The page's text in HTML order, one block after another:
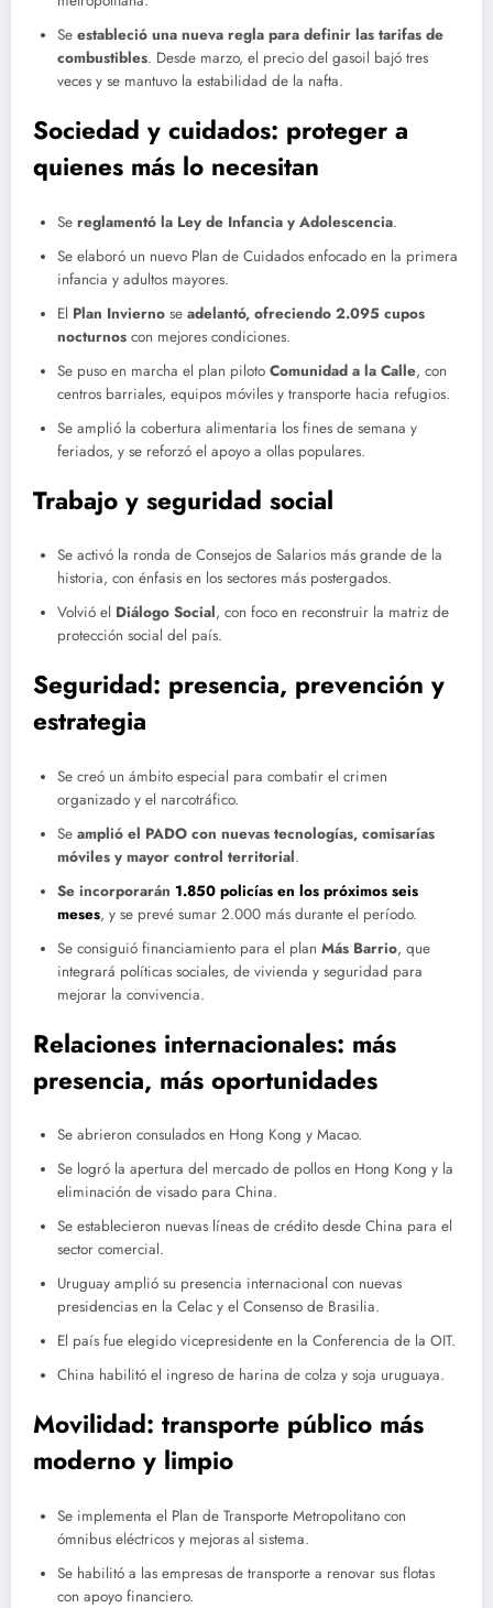
Se estableció una nueva regla para definir las tarifas de
combustibles. Desde marzo, el precio del gasoil bajó tres
veces y se mantuvo la estabilidad de la nafta.
Sociedad y cuidados: proteger a
quienes más lo necesitan
Se reglamentó la Ley de Infancia y Adolescencia.
Se elaboró un nuevo Plan de Cuidados enfocado en la primera
infancia y adultos mayores.
El Plan Invierno se adelantó, ofreciendo 2.095 cupos
nocturnos con mejores condiciones.
Se puso en marcha el plan piloto Comunidad a la Calle, con
centros barriales, equipos móviles y transporte hacia refugios.
Se amplió la cobertura alimentaria los fines de semana y
feriados, y se reforzó el apoyo a ollas populares.
Trabajo y seguridad social
Se activó la ronda de Consejos de Salarios más grande de la
historia, con énfasis en los sectores más postergados.
Volvió el Diálogo Social, con foco en reconstruir la matriz de
protección social del país.
Seguridad: presencia, prevención y
estrategia
Se creó un ámbito especial para combatir el crimen
organizado y el narcotráfico.
Se amplió el PADO con nuevas tecnologías, comisarías
móviles y mayor control territorial.
Se incorporarán 1.850 policías en los próximos seis
meses, y se prevé sumar 2.000 más durante el período.
Se consiguió financiamiento para el plan Más Barrio, que
integrará políticas sociales, de vivienda y seguridad para
mejorar la convivencia.
Relaciones internacionales: más
presencia, más oportunidades
Se abrieron consulados en Hong Kong y Macao.
Se logró la apertura del mercado de pollos en Hong Kong y la
eliminación de visado para China.
Se establecieron nuevas líneas de crédito desde China para el
sector comercial.
Uruguay amplió su presencia internacional con nuevas
presidencias en la Celac y el Consenso de Brasilia.
El país fue elegido vicepresidente en la Conferencia de la OIT.
China habilitó el ingreso de harina de colza y soja uruguaya.
Movilidad: transporte público más
moderno y limpio
Se implementa el Plan de Transporte Metropolitano con
ómnibus eléctricos y mejoras al sistema.
Se habilitó a las empresas de transporte a renovar sus flotas
con apoyo financiero.